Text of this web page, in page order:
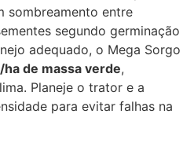
sombreamento entre
segundo germinação
adequado, o Mega Sorgo
de massa verde,
Planeje o trator e a
para evitar falhas na